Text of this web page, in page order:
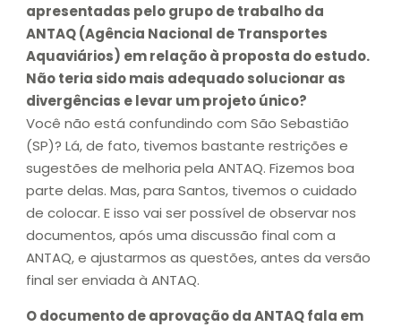
apresentadas pelo grupo de trabalho da
ANTAQ (Agência Nacional de Transportes
Aquaviários) em relação à proposta do estudo.
Não teria sido mais adequado solucionar as
divergências e levar um projeto único?
Você não está confundindo com São Sebastião
(SP)? Lá, de fato, tivemos bastante restrições e
sugestões de melhoria pela ANTAQ. Fizemos boa
parte delas. Mas, para Santos, tivemos o cuidado
de colocar. E isso vai ser possível de observar nos
documentos, após uma discussão final com a
ANTAQ, e ajustarmos as questões, antes da versão
final ser enviada à ANTAQ.
O documento de aprovação da ANTAQ fala em